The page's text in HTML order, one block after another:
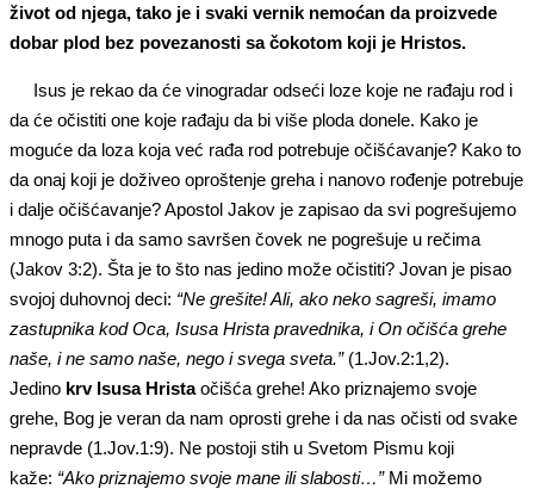
život od njega, tako je i svaki vernik nemoćan da proizvede
dobar plod bez povezanosti sa čokotom koji je Hristos.
Isus je rekao da će vinogradar odseći loze koje ne rađaju rod i
da će očistiti one koje rađaju da bi više ploda donele. Kako je
moguće da loza koja već rađa rod potrebuje očišćavanje? Kako to
da onaj koji je doživeo oproštenje greha i nanovo rođenje potrebuje
i dalje očišćavanje? Apostol Jakov je zapisao da svi pogrešujemo
mnogo puta i da samo savršen čovek ne pogrešuje u rečima
(Jakov 3:2). Šta je to što nas jedino može očistiti? Jovan je pisao
svojoj duhovnoj deci: “Ne grešite! Ali, ako neko sagreši, imamo
zastupnika kod Oca, Isusa Hrista pravednika, i On očišća grehe
naše, i ne samo naše, nego i svega sveta.” (1.Jov.2:1,2).
Jedino krv Isusa Hristaočišća grehe! Ako priznajemo svoje
grehe, Bog je veran da nam oprosti grehe i da nas očisti od svake
nepravde (1.Jov.1:9). Ne postoji stih u Svetom Pismu koji
kaže: “Ako priznajemo svoje mane ili slabosti…”Mi možemo